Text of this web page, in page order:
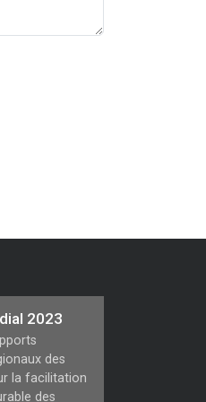
2023
des
la facilitation
des